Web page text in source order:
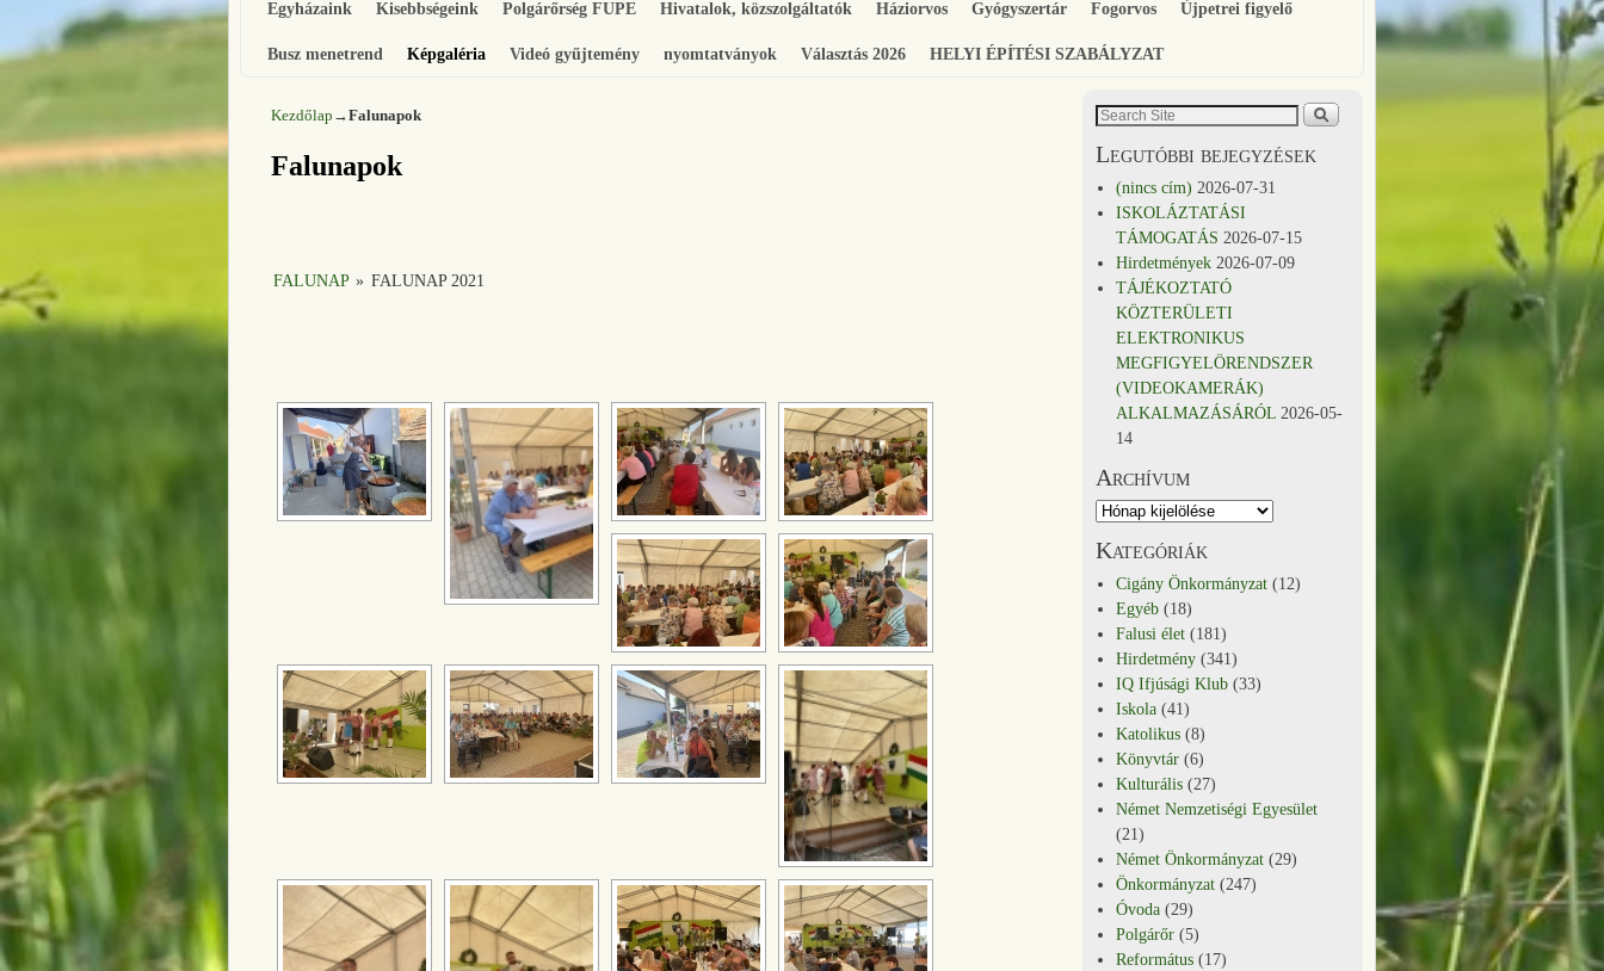
Egyházaink Kisebbségeink Polgárőrség FUPE Hivatalok, közszolgáltatók Háziorvos Gyógyszertár Fogorvos Újpetrei figyelő
Busz menetrend Képgaléria Videó gyűjtemény nyomtatványok Választás 2026 HELYI ÉPÍTÉSI SZABÁLYZAT
Kezdőlap →Falunapok
Falunapok
FALUNAP » FALUNAP 2021
Legutóbbi bejegyzések
(nincs cím) 2026-07-31
ISKOLÁZTATÁSI
TÁMOGATÁS 2026-07-15
Hirdetmények 2026-07-09
TÁJÉKOZTATÓ
KÖZTERÜLETI
ELEKTRONIKUS
MEGFIGYELÖRENDSZER
(VIDEOKAMERÁK)
ALKALMAZÁSÁRÓL 2026-05-
14
Archívum
Kategóriák
Cigány Önkormányzat (12)
Egyéb (18)
Falusi élet (181)
Hirdetmény (341)
IQ Ifjúsági Klub (33)
Iskola (41)
Katolikus (8)
Könyvtár (6)
Kulturális (27)
Német Nemzetiségi Egyesület
(21)
Német Önkormányzat (29)
Önkormányzat (247)
Óvoda (29)
Polgárőr (5)
Református (17)